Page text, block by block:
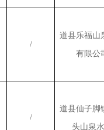
/
道县乐福山
有限公
/
道县仙子脚
头山泉